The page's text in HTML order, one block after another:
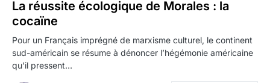
La réussite écologique de Morales : la
cocaïne
Pour un Français imprégné de marxisme culturel, le continent
sud-américain se résume à dénoncer l’hégémonie américaine
qu’il pressent…